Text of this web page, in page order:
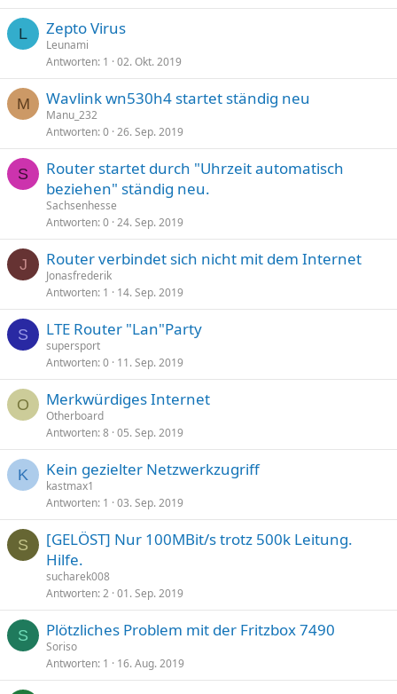
L Zepto Virus
Leunami
Antworten 1 02. Okt. 2019
M Wavlink wn530h4 startet ständig neu
Manu_232
Antworten 0 26. Sep. 2019
S
Router startet durch "Uhrzeit automatisch
beziehen" ständig neu.
Sachsenhesse
Antworten 0 24. Sep. 2019
J Router verbindet sich nicht mit dem Internet
Jonasfrederik
Antworten 1 14. Sep. 2019
S LTE Router "Lan"Party
supersport
Antworten 0 11. Sep. 2019
O Merkwürdiges Internet
Otherboard
Antworten 8 05. Sep. 2019
K Kein gezielter Netzwerkzugriff
kastmax1
Antworten 1 03. Sep. 2019
S
[GELÖST] Nur 100MBit/s trotz 500k Leitung.
Hilfe.
sucharek008
Antworten 2 01. Sep. 2019
S Plötzliches Problem mit der Fritzbox 7490
Soriso
Antworten 1 16. Aug. 2019